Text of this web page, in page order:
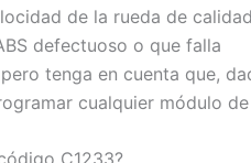
de la rueda de
defectuoso o que falla
tenga en cuenta que,
cualquier módulo